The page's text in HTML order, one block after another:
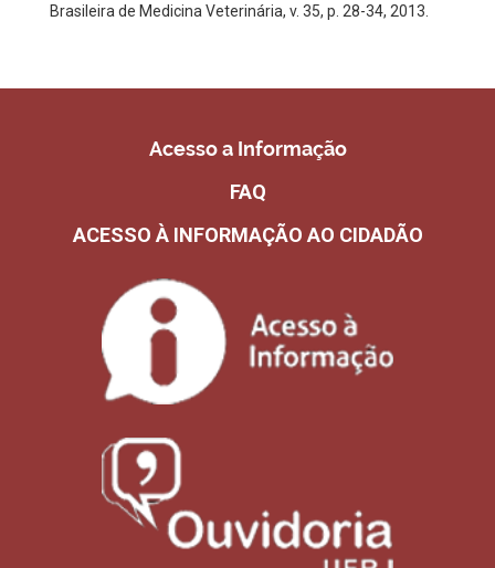
Brasileira de Medicina Veterinária, v. 35, p. 28-34, 2013.
Acesso a Informação
FAQ
ACESSO À INFORMAÇÃO AO CIDADÃO